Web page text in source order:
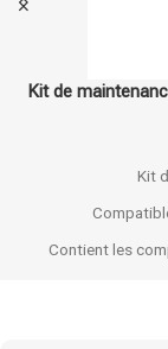
Tambour